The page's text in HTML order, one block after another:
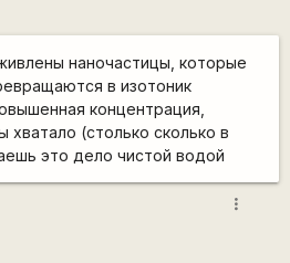
наночастицы, которые
в изотоник
концентрация,
(столько сколько в
это дело чистой водой
more_vert